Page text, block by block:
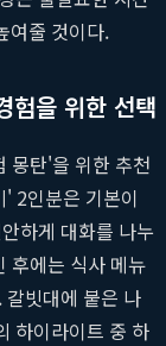
여줄 것이다.
험을 위한 선택
몽탄'을 위한 추천
2인분은 기본이
하게 대화를 나누
후에는 식사 메뉴
빗대에 붙은 나
하이라이트 중 하